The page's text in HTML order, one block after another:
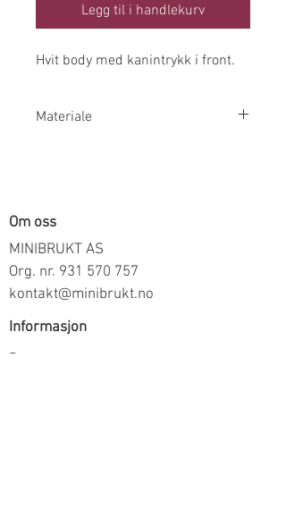
Legg til i handlekurv
Hvit body med kanintrykk i front.
Materiale
Om oss
MINIBRUKT AS
Org. nr. 931 570 757
kontakt@minibrukt.no
Informasjon
Personvern